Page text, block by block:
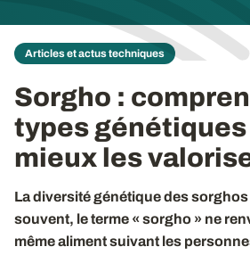
Articles et actus techniques
Sorgho :
types génétiques
mieux les
La diversité génétique des
souvent, le terme « sorgho » ne
même aliment suivant les